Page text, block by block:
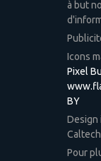
à but
Icons
Pixel
BY
Design
Pour